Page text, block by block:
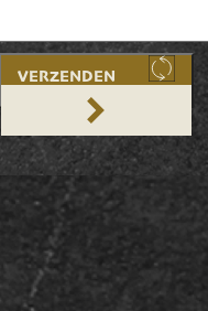
VERZENDEN